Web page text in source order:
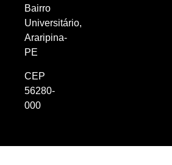
Bairro
Universitário,
Araripina-
PE
CEP
56280-
000